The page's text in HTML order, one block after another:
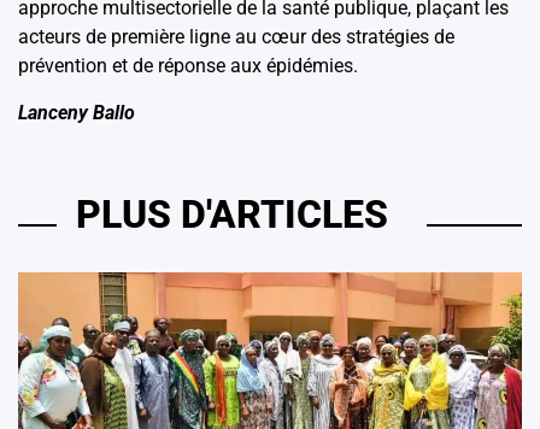
approche multisectorielle de la santé publique, plaçant les
acteurs de première ligne au cœur des stratégies de
prévention et de réponse aux épidémies.
Lanceny Ballo
PLUS D'ARTICLES